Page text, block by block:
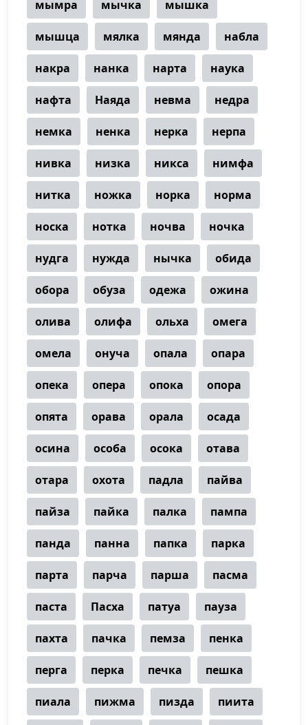
мымра мычка мышка
мышца мялка мянда набла
накра нанка нарта наука
нафта Наяда невма недра
немка ненка нерка нерпа
нивка низка никса нимфа
нитка ножка норка норма
носка нотка ночва ночка
нудга нужда нычка обида
обора обуза одежа ожина
олива олифа ольха омега
омела онуча опала опара
опека опера опока опора
опята орава орала осада
осина особа осока отава
отара охота падла пайва
пайза пайка палка пампа
панда панна папка парка
парта парча парша пасма
паста Пасха патуа пауза
пахта пачка пемза пенка
перга перка печка пешка
пиала пижма пизда пиита